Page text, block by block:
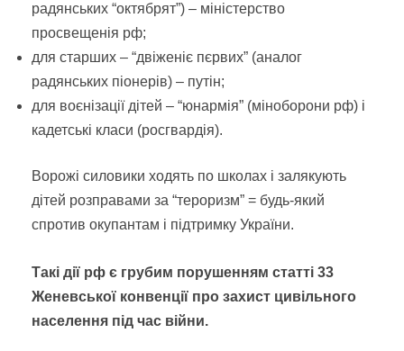
радянських “октябрят”) – міністерство
просвещенія рф;
для старших – “двіженіє пєрвих” (аналог
радянських піонерів) – путін;
для воєнізації дітей – “юнармія” (міноборони рф) і
кадетські класи (росгвардія).
Ворожі силовики ходять по школах і залякують
дітей розправами за “тероризм” = будь-який
спротив окупантам і підтримку України.
Такі дії рф є грубим порушенням статті 33
Женевської конвенції про захист цивільного
населення під час війни.